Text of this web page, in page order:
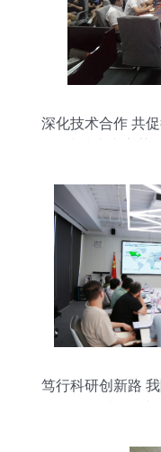
深化技术合作 共
笃行科研创新路